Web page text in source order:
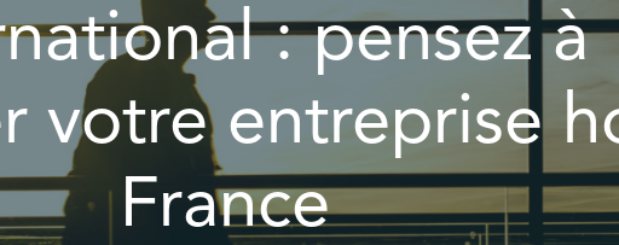
: pensez à
votre entreprise
France